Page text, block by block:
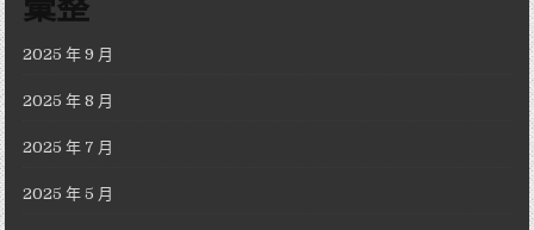
2025 年 9 月
2025 年 8 月
2025 年 7 月
2025 年 5 月